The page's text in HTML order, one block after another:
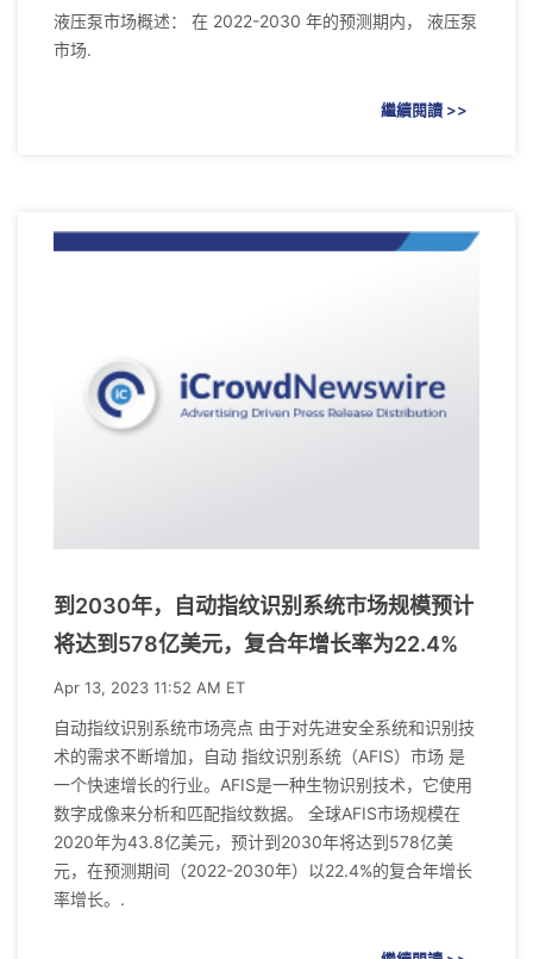
液压泵市场概述： 在 2022-2030 年的预测期内， 液压泵
市场.
繼續閱讀 >>
到2030年，自动指纹识别系统市场规模预计
将达到578亿美元，复合年增长率为22.4%
Apr 13, 2023 11:52 AM ET
自动指纹识别系统市场亮点 由于对先进安全系统和识别技
术的需求不断增加，自动 指纹识别系统（AFIS）市场 是
一个快速增长的行业。AFIS是一种生物识别技术，它使用
数字成像来分析和匹配指纹数据。 全球AFIS市场规模在
2020年为43.8亿美元，预计到2030年将达到578亿美
元，在预测期间（2022-2030年）以22.4%的复合年增长
率增长。.